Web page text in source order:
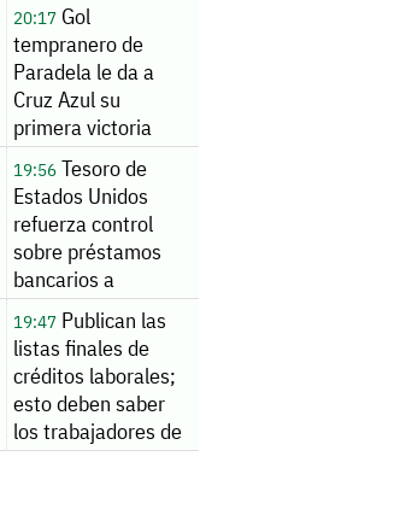
20:17Gol
tempranero de
Paradela le da a
Cruz Azul su
primera victoria
inaugural en
Leagues Cup
19:56Tesoro de
Estados Unidos
refuerza control
sobre préstamos
bancarios a
extranjeros
19:47Publican las
listas finales de
créditos laborales;
esto deben saber
los trabajadores de
AHMSA